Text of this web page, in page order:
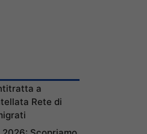
a
Rete di